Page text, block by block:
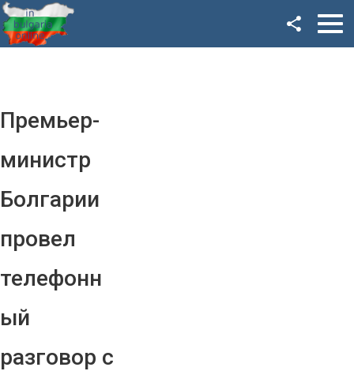
Премьер-
министр
Болгарии
провел
телефонн
ый
разговор с